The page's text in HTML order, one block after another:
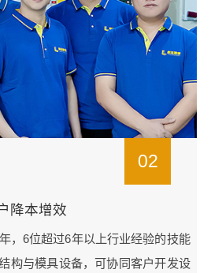
02
降本增效
，6位超过6年以上行业经验的技能
构与模具设备，可协同客户开发设